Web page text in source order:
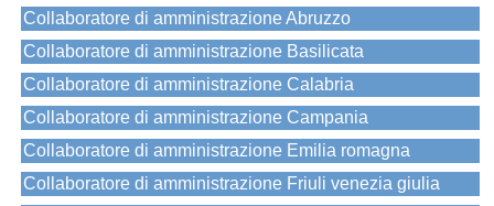
Collaboratore di amministrazione Abruzzo
Collaboratore di amministrazione Basilicata
Collaboratore di amministrazione Calabria
Collaboratore di amministrazione Campania
Collaboratore di amministrazione Emilia romagna
Collaboratore di amministrazione Friuli venezia giulia